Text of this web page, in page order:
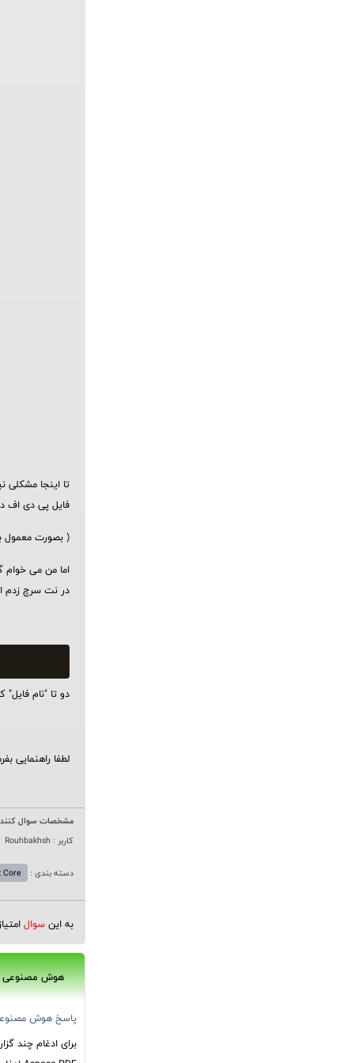
تا اینجا
فایل پی دی اف
( بصورت معمول
اما من می
در نت سرچ زدم
دو تا "نام
لطفا راهنمایی
مشخصات سوال
کاربر : Rouhbakhsh
دسته بندی :
به اینسوال
هوش مصنوعی
پاسخ هوش
برای ادغام چند